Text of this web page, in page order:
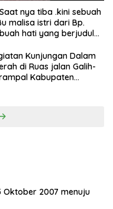
nya tiba .kini sebuah
malisa istri dari Bp.
hati yang berjudul
Kunjungan Dalam
di Ruas jalan Galih-
Kabupaten
Oktober 2007 menuju